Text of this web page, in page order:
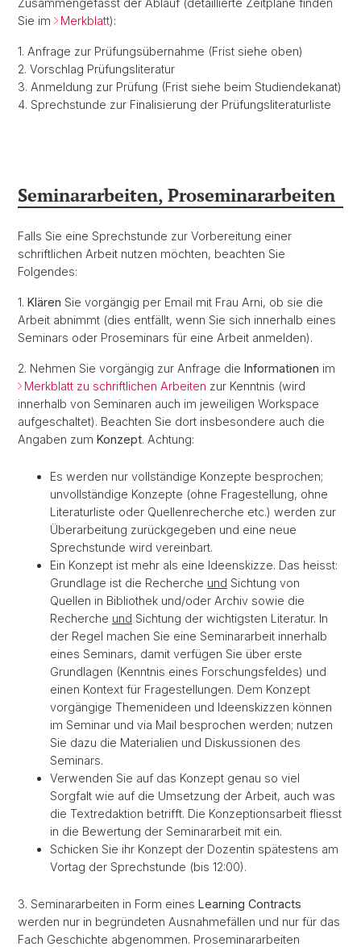
Zusammengefasst der Ablauf (detaillierte Zeitpläne finden
Sie im
Merkblatt):
1. Anfrage zur Prüfungsübernahme (Frist siehe oben)
2. Vorschlag Prüfungsliteratur
3. Anmeldung zur Prüfung (Frist siehe beim Studiendekanat)
4. Sprechstunde zur Finalisierung der Prüfungsliteraturliste
Seminararbeiten, Proseminararbeiten
Falls Sie eine Sprechstunde zur Vorbereitung einer
schriftlichen Arbeit nutzen möchten, beachten Sie
Folgendes:
1. Klären Sie vorgängig per Email mit Frau Arni, ob sie die
Arbeit abnimmt (dies entfällt, wenn Sie sich innerhalb eines
Seminars oder Proseminars für eine Arbeit anmelden).
2. Nehmen Sie vorgängig zur Anfrage die Informationen im
Merkblatt zu schriftlichen Arbeiten zur Kenntnis (wird
innerhalb von Seminaren auch im jeweiligen Workspace
aufgeschaltet). Beachten Sie dort insbesondere auch die
Angaben zum Konzept. Achtung:
Es werden nur vollständige Konzepte besprochen;
unvollständige Konzepte (ohne Fragestellung, ohne
Literaturliste oder Quellenrecherche etc.) werden zur
Überarbeitung zurückgegeben und eine neue
Sprechstunde wird vereinbart.
Ein Konzept ist mehr als eine Ideenskizze. Das heisst:
Grundlage ist die Recherche und Sichtung von
Quellen in Bibliothek und/oder Archiv sowie die
Recherche und Sichtung der wichtigsten Literatur. In
der Regel machen Sie eine Seminararbeit innerhalb
eines Seminars, damit verfügen Sie über erste
Grundlagen (Kenntnis eines Forschungsfeldes) und
einen Kontext für Fragestellungen. Dem Konzept
vorgängige Themenideen und Ideenskizzen können
im Seminar und via Mail besprochen werden; nutzen
Sie dazu die Materialien und Diskussionen des
Seminars.
Verwenden Sie auf das Konzept genau so viel
Sorgfalt wie auf die Umsetzung der Arbeit, auch was
die Textredaktion betrifft. Die Konzeptionsarbeit fliesst
in die Bewertung der Seminararbeit mit ein.
Schicken Sie ihr Konzept der Dozentin spätestens am
Vortag der Sprechstunde (bis 12:00).
3. Seminararbeiten in Form eines Learning Contracts
werden nur in begründeten Ausnahmefällen und nur für das
Fach Geschichte abgenommen. Proseminararbeiten